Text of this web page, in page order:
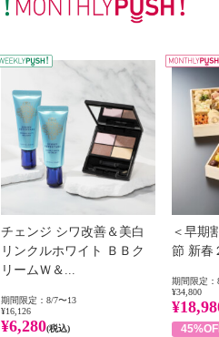
WEEKLY PUSH
チェンジ シワ改善＆美白
リンクルホワイト ＢＢク
リームＷ＆...
期間限定：8/7〜13
¥16,126
¥6,280(税込)
＜早期
節 新春
期間限定：
¥34,800